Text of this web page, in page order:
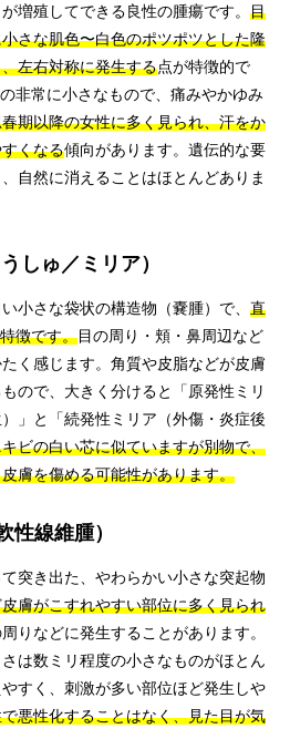
増殖してできる良性の腫瘍です。 目
さな肌色〜白色のポツポツとした隆
左右対称に発生する点が特徴的で
非常に小さなもので、痛みやかゆみ
期以降の女性に多く見られ、汗をか
くなる傾向があります。遺伝的な要
自然に消えることはほとんどありま
しゅ／ミリア）
小さな袋状の構造物（嚢腫）で、 直
徴です。目の周り・頬・鼻周辺など
く感じます。角質や皮脂などが皮膚
ので、大きく分けると「原発性ミリ
」と「続発性ミリア（外傷・炎症後
ビの白い芯に似ていますが別物で、
膚を傷める可能性があります。
性線維腫）
突き出た、やわらかい小さな突起物
膚がこすれやすい部位に多く見られ
りなどに発生することがあります。
は数ミリ程度の小さなものがほとん
すく、刺激が多い部位ほど発生しや
悪性化することはなく、見た目が気